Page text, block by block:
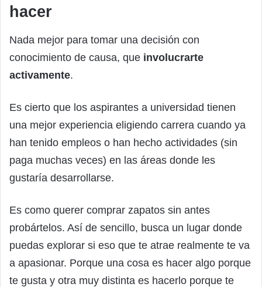
hacer
Nada mejor para tomar una decisión con
conocimiento de causa, que involucrarte
activamente.
Es cierto que los aspirantes a universidad tienen
una mejor experiencia eligiendo carrera cuando ya
han tenido empleos o han hecho actividades (sin
paga muchas veces) en las áreas donde les
gustaría desarrollarse.
Es como querer comprar zapatos sin antes
probártelos. Así de sencillo, busca un lugar donde
puedas explorar si eso que te atrae realmente te va
a apasionar. Porque una cosa es hacer algo porque
te gusta y otra muy distinta es hacerlo porque te